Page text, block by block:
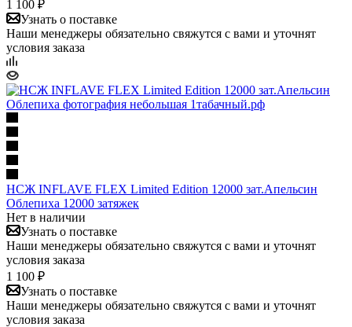
1 100 ₽
Узнать о поставке
Наши менеджеры обязательно свяжутся с вами и уточнят
условия заказа
НСЖ INFLAVE FLEX Limited Edition 12000 зат.Апельсин
Облепиха 12000 затяжек
Нет в наличии
Узнать о поставке
Наши менеджеры обязательно свяжутся с вами и уточнят
условия заказа
1 100 ₽
Узнать о поставке
Наши менеджеры обязательно свяжутся с вами и уточнят
условия заказа